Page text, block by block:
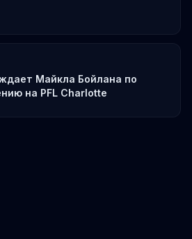
Майкла Бойлана по
на PFL Charlotte